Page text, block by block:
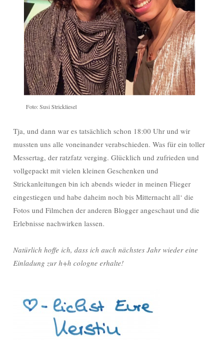
Foto: Susi Strickliesel
Tja, und dann war es tatsächlich schon 18:00 Uhr und wir
mussten uns alle voneinander verabschieden. Was für ein toller
Messertag, der ratzfatz verging. Glücklich und zufrieden und
vollgepackt mit vielen kleinen Geschenken und
Strickanleitungen bin ich abends wieder in meinen Flieger
eingestiegen und habe daheim noch bis Mitternacht all‘ die
Fotos und Filmchen der anderen Blogger angeschaut und die
Erlebnisse nachwirken lassen.
Natürlich hoffe ich, dass ich auch nächstes Jahr wieder eine
Einladung zur h+h cologne erhalte!